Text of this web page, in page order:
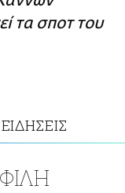
τα σποτ του